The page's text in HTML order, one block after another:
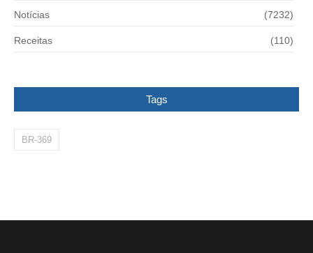
Notícias (7232)
Receitas (110)
Tags
BR-369